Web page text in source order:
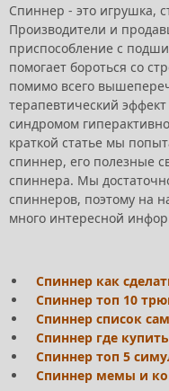
Спиннер - это игрушка,
Производители и
приспособление с
помогает бороться со
помимо всего
терапевтический
синдромом
краткой статье мы
спиннер, его полезные
спиннера. Мы
спиннеров, поэтому на
много интересной
Спиннер как
Спиннер топ 10
Спиннер список
Спиннер где
Спиннер топ 5
Спиннер мемы и